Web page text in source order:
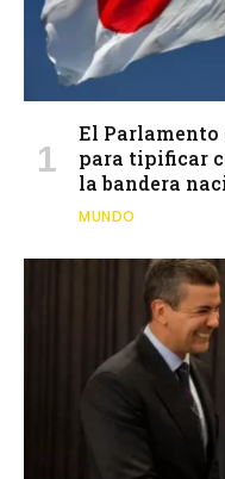
El Parlamento
para tipificar
la bandera
MUNDO